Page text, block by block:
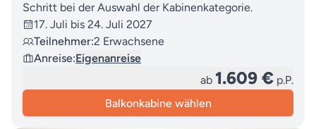
Schritt bei der Auswahl der Kabinenkategorie.
17. Juli bis 24. Juli 2027
Teilnehmer:2 Erwachsene
Anreise:Eigenanreise
ab 1.609 € p.P.
Balkonkabine wählen